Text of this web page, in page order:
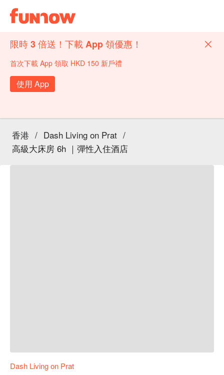
限時 3 倍送！下載 App 領優惠！
首次下載 App 領取 HKD 150 新戶禮
使用 App
香港 / Dash Living on Prat /
高級大床房 6h ｜彈性入住酒店
Dash Living on Prat